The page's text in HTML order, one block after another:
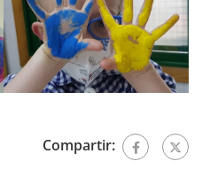
Compartir: